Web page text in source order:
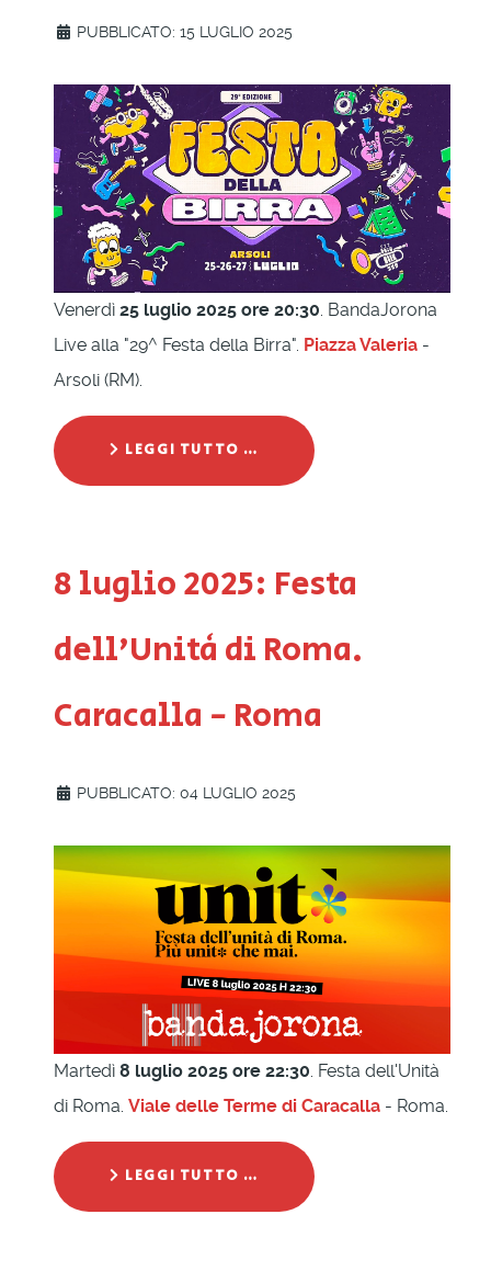
PUBBLICATO: 15 LUGLIO 2025
Venerdì 25 luglio 2025 ore 20:30. BandaJorona
Live alla "29^ Festa della Birra". Piazza Valeria -
Arsoli (RM).
LEGGI TUTTO …
8 luglio 2025: Festa
dell'Unità di Roma.
Caracalla - Roma
PUBBLICATO: 04 LUGLIO 2025
Martedì 8 luglio 2025 ore 22:30 . Festa dell'Unità
di Roma. Viale delle Terme di Caracalla - Roma.
LEGGI TUTTO …